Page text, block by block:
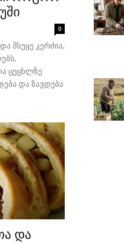
0
მსუყე კერძია,
ცეცხლზე
და ზავდება
და